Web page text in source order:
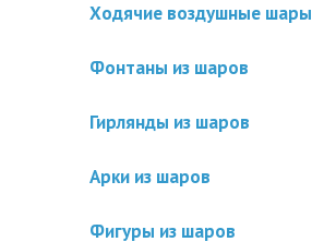
Ходячие воздушные шары
Фонтаны из шаров
Гирлянды из шаров
Арки из шаров
Фигуры из шаров